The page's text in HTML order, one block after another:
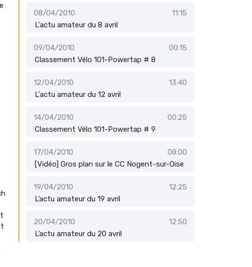
08/04/2010
11:15
L'actu amateur du 8 avril
09/04/2010
00:15
Classement Vélo 101-Powertap # 8
12/04/2010
13:40
L'actu amateur du 12 avril
14/04/2010
00:25
Classement Vélo 101-Powertap # 9
17/04/2010
08:00
[Vidéo] Gros plan sur le CC Nogent-sur-Oise
19/04/2010
12:25
L’actu amateur du 19 avril
20/04/2010
12:50
L’actu amateur du 20 avril